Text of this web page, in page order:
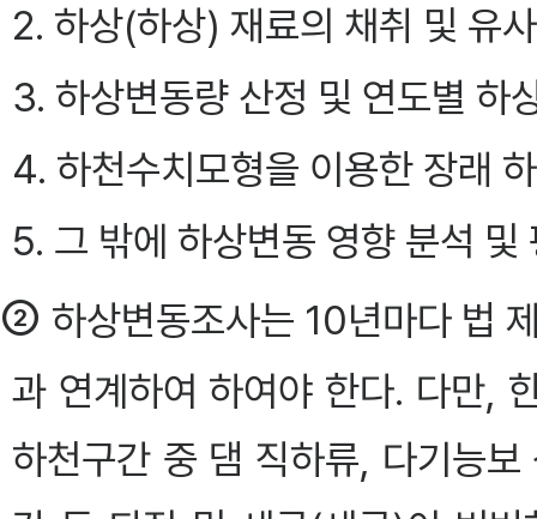
2. 하상(하상) 재료의 채취 및 유
3. 하상변동량 산정 및 연도별 하
4. 하천수치모형을 이용한 장래
5. 그 밖에 하상변동 영향 분석 및
② 하상변동조사는 10년마다 법
과 연계하여 하여야 한다. 다만,
하천구간 중 댐 직하류, 다기능